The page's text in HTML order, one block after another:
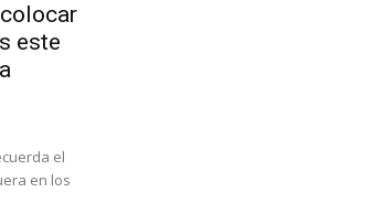
este
el
en los